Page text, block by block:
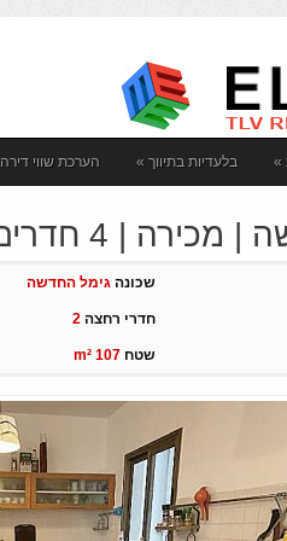
» בלעדיות בתיווך » הערכת שווי דירה
| 4 חדרים
שכונה גימל החדשה
חדרי רחצה 2
שטח m² 107